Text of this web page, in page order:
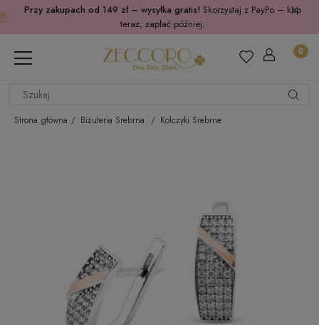
Przy zakupach od 149 zł – wysyłka gratis! Skorzystaj z PayPo – kup
teraz, zapłać później.
Strona główna Biżuteria Srebrna Kolczyki Srebrne